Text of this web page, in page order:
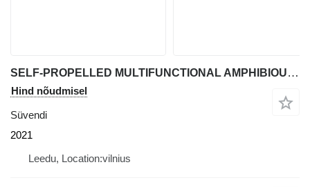
SELF-PROPELLED MULTIFUNCTIONAL AMPHIBIOUS DREDGER
Hind nõudmisel
Süvendi
2021
Leedu, Location:vilnius